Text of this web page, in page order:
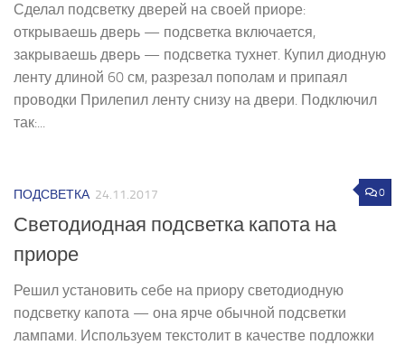
Сделал подсветку дверей на своей приоре:
открываешь дверь — подсветка включается,
закрываешь дверь — подсветка тухнет. Купил диодную
ленту длиной 60 см, разрезал пополам и припаял
проводки Прилепил ленту снизу на двери. Подключил
так:...
0
ПОДСВЕТКА 24.11.2017
Светодиодная подсветка капота на
приоре
Решил установить себе на приору светодиодную
подсветку капота — она ярче обычной подсветки
лампами. Используем текстолит в качестве подложки